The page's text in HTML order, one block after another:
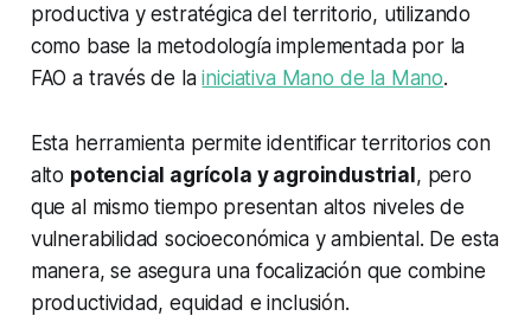
productiva y estratégica del territorio, utilizando
como base la metodología implementada por la
FAO a través de lainiciativa Mano de la Mano.
Esta herramienta permite identificar territorios con
alto potencial agrícola y agroindustrial, pero
que al mismo tiempo presentan altos niveles de
vulnerabilidad socioeconómica y ambiental. De esta
manera, se asegura una focalización que combine
productividad, equidad e inclusión.